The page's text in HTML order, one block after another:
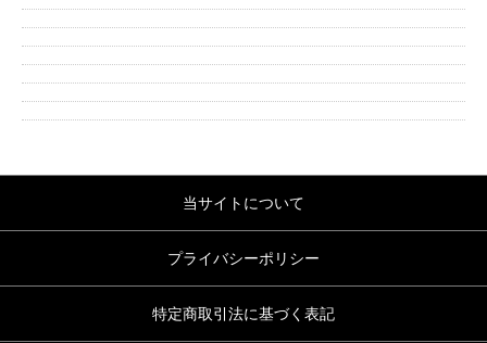
当サイトについて
プライバシーポリシー
特定商取引法に基づく表記